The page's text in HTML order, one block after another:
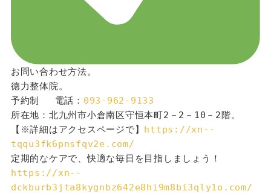
お問い合わせ方法。
徳力整体院。
予約制 　電話： 093-962-9133
所在地：北九州市小倉南区守恒本町2－2－10－2階。
【※詳細はアクセスページで】 https://xn--
tqqu3fk6pnsfqv2e.com/
定期的なケアで、快適な毎日を目指しましょう！
https://xn--
dckburb3jta8kygnbz642e8hi9m8bi3qly1o.com/